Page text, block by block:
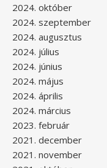
2024. október
2024. szeptember
2024. augusztus
2024. július
2024. június
2024. május
2024. április
2024. március
2023. február
2021. december
2021. november